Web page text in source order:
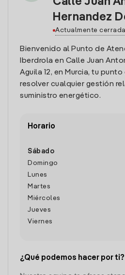
Hernandez
Actualmente cerrada
Bienvenido al Punto de
Iberdrola en Calle Juan
Aguila 12, en Murcia, tu
resolver cualquier gestión
suministro energético.
Horario
Sábado
Domingo
Lunes
Martes
Miércoles
Jueves
Viernes
¿Qué podemos hacer por ti?